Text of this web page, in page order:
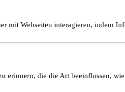
mit Webseiten interagieren, indem
erinnern, die die Art beeinflussen,